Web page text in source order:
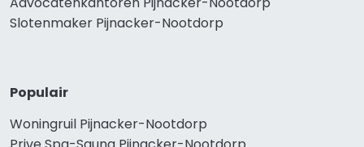
Slotenmaker Pijnacker-Nootdorp
Populair
Woningruil Pijnacker-Nootdorp